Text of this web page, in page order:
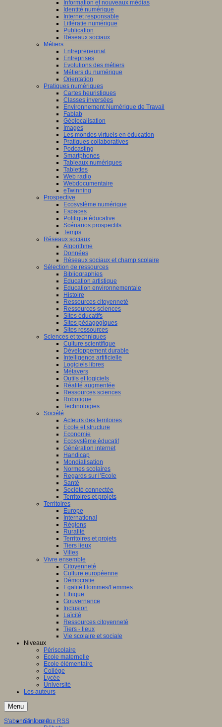
Information et nouveaux médias
Identité numérique
Internet responsable
Littératie numérique
Publication
Réseaux sociaux
Métiers
Entrepreneuriat
Entreprises
Evolutions des métiers
Métiers du numérique
Orientation
Pratiques numériques
Cartes heuristiques
Classes inversées
Environnement Numérique de Travail
Fablab
Géolocalisation
Images
Les mondes virtuels en éducation
Pratiques collaboratives
Podcasting
Smartphones
Tableaux numériques
Tablettes
Web radio
Webdocumentaire
eTwinning
Prospective
Ecosystème numérique
Espaces
Politique éducative
Scénarios prospectifs
Temps
Réseaux sociaux
Algorithme
Données
Réseaux sociaux et champ scolaire
Sélection de ressources
Bibliographies
Education artistique
Education environnementale
Histoire
Ressources citoyenneté
Ressources sciences
Sites éducatifs
Sites pédagogiques
Sites ressources
Sciences et techniques
Culture scientifique
Développement durable
Intelligence artificielle
Logiciels libres
Métavers
Outils et logiciels
Réalité augmentée
Ressources sciences
Robotique
Technologies
Société
Acteurs des territoires
Ecole et structure
Economie
Ecosystème éducatif
Génération internet
Handicap
Mondialisation
Normes scolaires
Regards sur l’Ecole
Santé
Société connectée
Territoires et projets
Territoires
Europe
International
Régions
Ruralité
Territoires et projets
Tiers lieux
Villes
Vivre ensemble
Citoyenneté
Culture européenne
Démocratie
Egalité Hommes/Femmes
Ethique
Gouvernance
Inclusion
Laïcité
Ressources citoyenneté
Tiers - lieux
Vie scolaire et sociale
Niveaux
Périscolaire
Ecole maternelle
Ecole élémentaire
Collège
Lycée
Université
Les auteurs
Menu
S'informer
S'abonner à ce flux RSS